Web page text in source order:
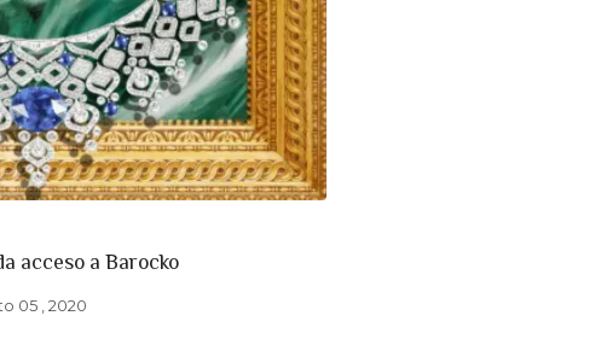
acceso a Barocko
05 , 2020